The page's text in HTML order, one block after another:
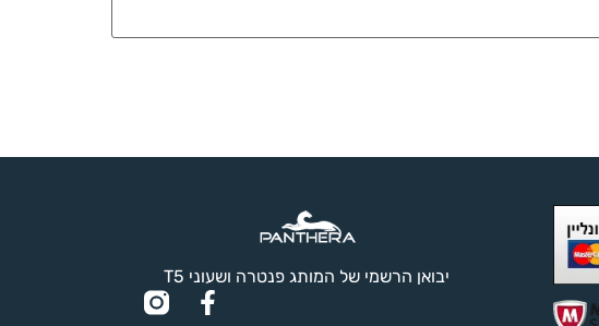
יבואן הרשמי של המותג פנטרה ושעוני T5